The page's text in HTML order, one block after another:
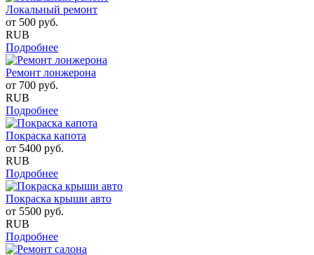
Локальный ремонт
от 500 руб.
RUB
Подробнее
Ремонт лонжерона
от 700 руб.
RUB
Подробнее
Покраска капота
от 5400 руб.
RUB
Подробнее
Покраска крыши авто
от 5500 руб.
RUB
Подробнее